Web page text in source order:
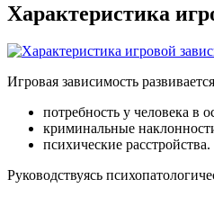
Характеристика
Игровая зависимость
потребность у человека в
криминальные
психические расстройства.
Руководствуясь